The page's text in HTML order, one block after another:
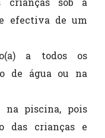
efectiva de um
a todos os
de água ou na
na piscina, pois
das crianças e